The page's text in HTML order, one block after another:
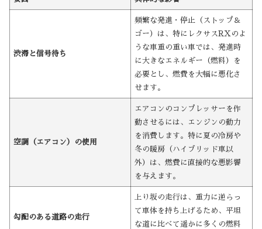
渋滞と信号待ち
頻繁な発進・停止（ストップ＆
ゴー）は、特にレクサスRXのよ
うな車重の重い車では、発進時
に大きなエネルギー（燃料）を
必要とし、燃費を大幅に悪化さ
せます。
空調（エアコン）の使用
エアコンのコンプレッサーを作
動させるには、エンジンの動力
を消費します。特に夏の冷房や
冬の暖房（ハイブリッド車以
外）は、燃費に直接的な悪影響
を与えます。
勾配のある道路の走行
上り坂の走行は、重力に逆らっ
て車体を持ち上げるため、平坦
な道に比べて遥かに多くの燃料